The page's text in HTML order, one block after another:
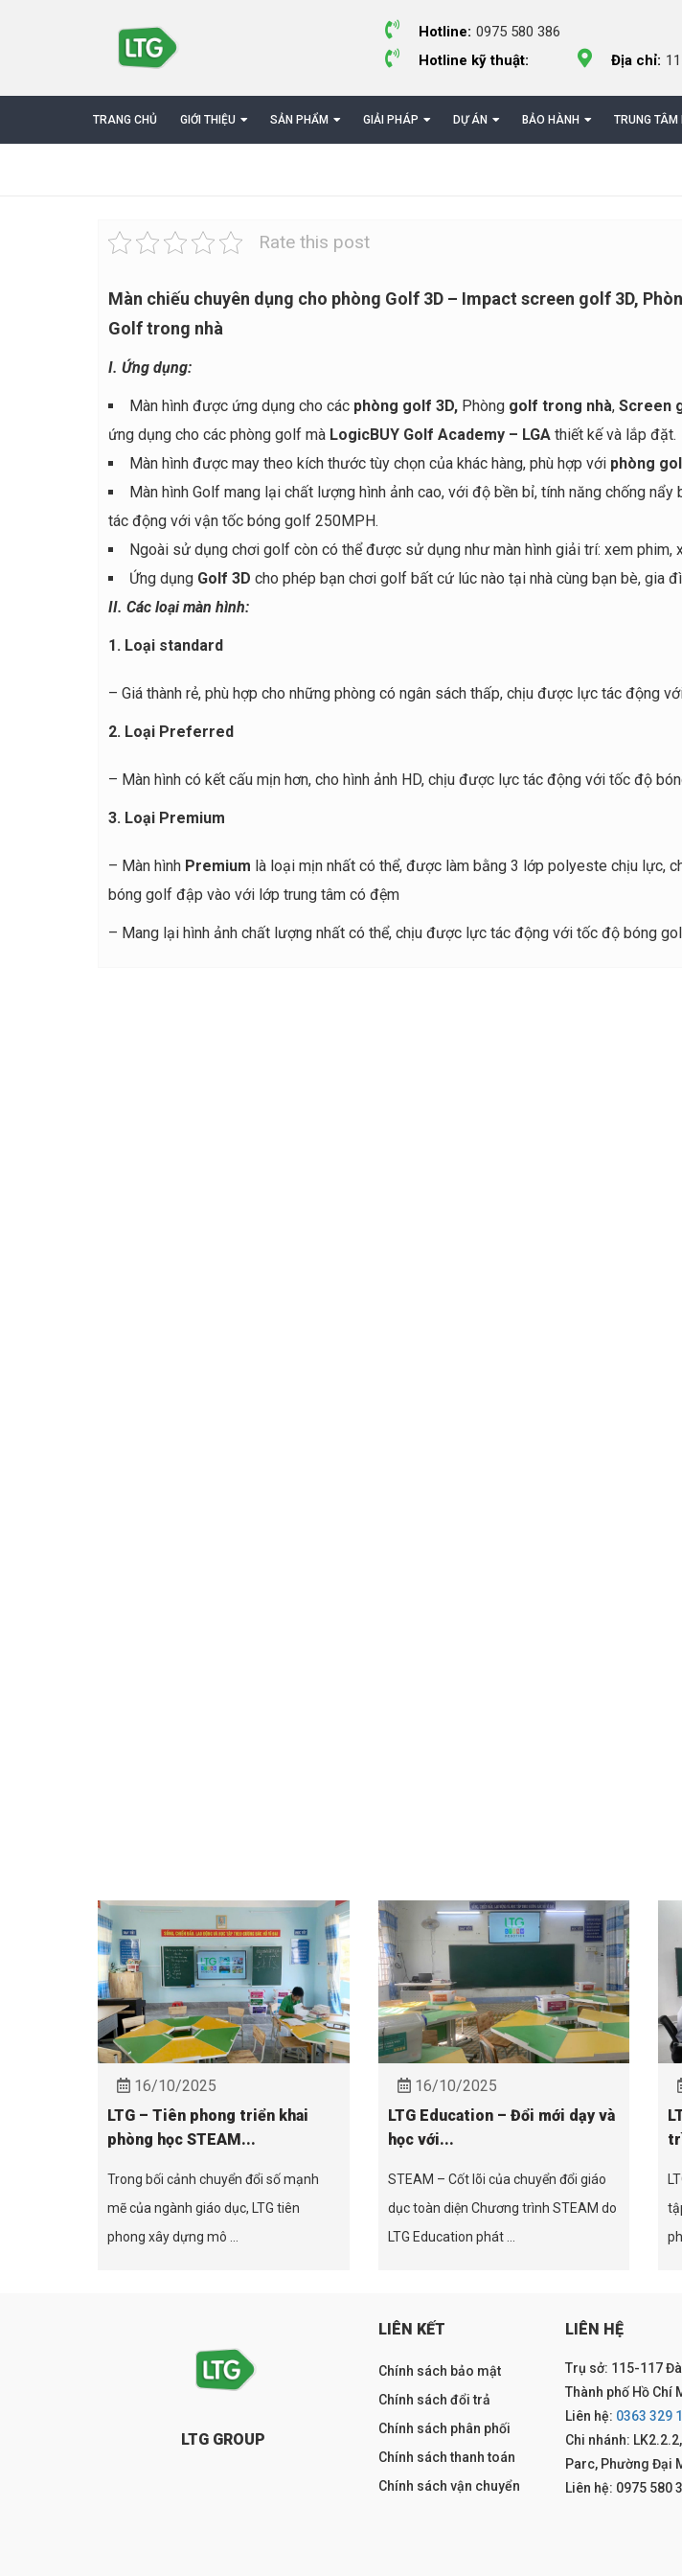
Hotline: 0975 580 386
Hotline kỹ thuật:
Địa chỉ:
TRANG CHỦ GIỚI THIỆU SẢN PHẨM GIẢI PHÁP DỰ ÁN BẢO HÀNH TRUNG TÂM
Rate this post
Màn chiếu chuyên dụng cho phòng Golf 3D – Impact screen golf 3D,
Golf trong nhà
I. Ứng dụng:
Màn hình được ứng dụng cho các phòng golf 3D, Phòng golf trong nhà, Screen
ứng dụng cho các phòng golf mà LogicBUY Golf Academy – LGA thiết kế và lắp đặt.
Màn hình được may theo kích thước tùy chọn của khác hàng, phù hợp với phòng
Màn hình Golf mang lại chất lượng hình ảnh cao, với độ bền bỉ, tính năng chống
tác động với vận tốc bóng golf 250MPH.
Ngoài sử dụng chơi golf còn có thể được sử dụng như màn hình giải trí: xem phim,
Ứng dụng Golf 3D cho phép bạn chơi golf bất cứ lúc nào tại nhà cùng bạn bè, gia
II. Các loại màn hình:
1. Loại standard
– Giá thành rẻ, phù hợp cho những phòng có ngân sách thấp, chịu được lực tác động
2. Loại Preferred
– Màn hình có kết cấu mịn hơn, cho hình ảnh HD, chịu được lực tác động với tốc độ
3. Loại Premium
– Màn hình Premium là loại mịn nhất có thể, được làm bằng 3 lớp polyeste chịu lực,
bóng golf đập vào với lớp trung tâm có đệm
– Mang lại hình ảnh chất lượng nhất có thể, chịu được lực tác động với tốc độ bóng
16/10/2025
LTG – Tiên phong triển khai
phòng học STEAM...
Trong bối cảnh chuyển đổi số mạnh
mẽ của ngành giáo dục, LTG tiên
phong xây dựng mô ...
16/10/2025
LTG Education – Đổi mới dạy và
học với...
STEAM – Cốt lõi của chuyển đổi giáo
dục toàn diện Chương trình STEAM do
LTG Education phát ...
LTG GROUP
LIÊN KẾT
Chính sách bảo mật
Chính sách đổi trả
Chính sách phân phối
Chính sách thanh toán
Chính sách vận chuyển
LIÊN HỆ
Trụ sở: 115-117
Thành phố Hồ Chí
Liên hệ: 0363 329
Chi nhánh:
Parc, Phường Đại
Liên hệ: 0975 580